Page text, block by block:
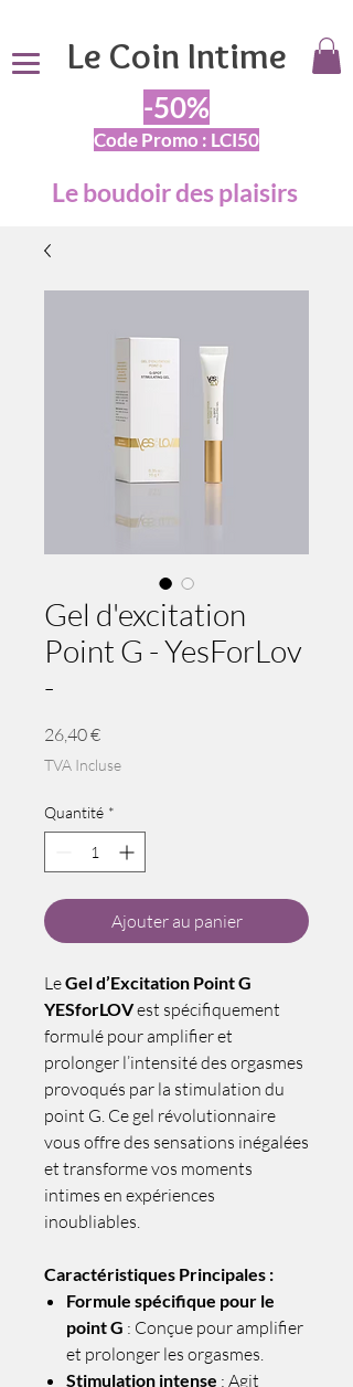
Le Coin Intime
Le boudoir des plaisirs
-50%
Code Promo : LCI50
Gel d'excitation
Point G - YesForLov
-
26,40 €Prix
TVA Incluse
Quantité *
Ajouter au panier
LeGel d’Excitation Point G
YESforLOVest spécifiquement
formulé pour amplifier et
prolonger l’intensité des orgasmes
provoqués par la stimulation du
point G. Ce gel révolutionnaire
vous offre des sensations inégalées
et transforme vos moments
intimes en expériences
inoubliables.
Caractéristiques Principales :
Formule spécifique pour le
point G : Conçue pour amplifier
et prolonger les orgasmes.
Stimulation intense : Agit